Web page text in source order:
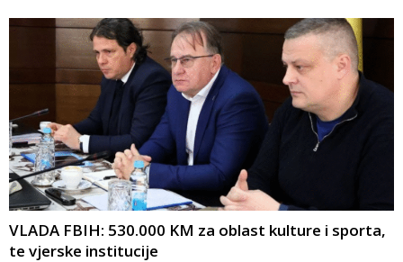
VLADA FBIH: 530.000 KM za oblast kulture i sporta,
te vjerske institucije